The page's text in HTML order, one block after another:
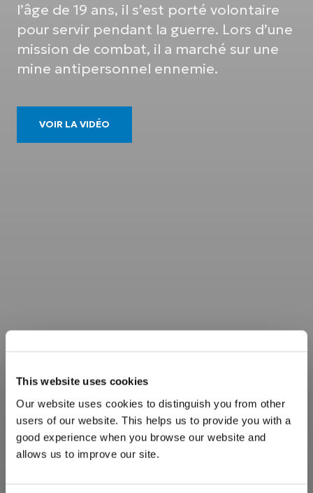
This website uses cookies
Our website uses cookies to distinguish you from other
users of our website. This helps us to provide you with a
good experience when you browse our website and
allows us to improve our site.
l’âge de 19 ans, il s’est porté volontaire
pour servir pendant la guerre. Lors d’une
mission de combat, il a marché sur une
mine antipersonnel ennemie.
VOIR LA VIDÉO